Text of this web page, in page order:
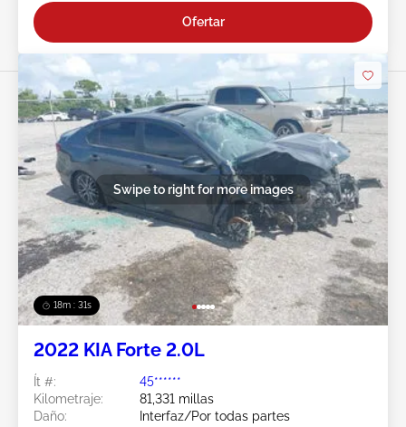
Ofertar
18m : 28s
Swipe to right for more images
2022 KIA Forte 2.0L
Ít #:
45******
Kilometraje:
81,331 millas
Daño:
Interfaz/Por todas partes